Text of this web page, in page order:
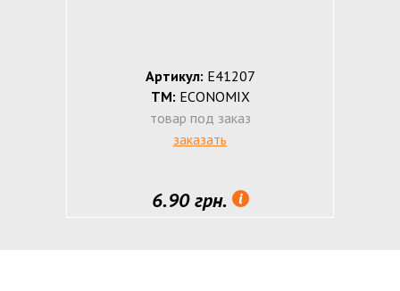
Артикул: Е41207
ТМ: ECONOMIX
товар под заказ
заказать
6.90 грн.